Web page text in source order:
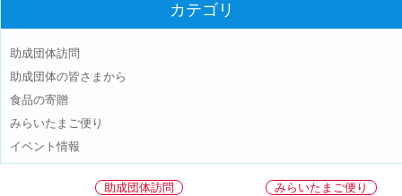
カテゴリ
助成団体訪問
助成団体の皆さまから
食品の寄贈
みらいたまご便り
イベント情報
助成団体訪問 みらいたまご便り